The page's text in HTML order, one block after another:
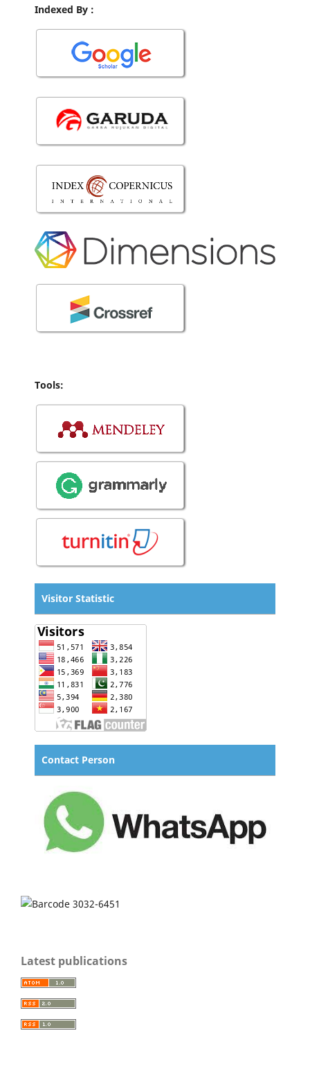
Indexed By :
Tools:
Visitor Statistic
Contact Person
Latest publications